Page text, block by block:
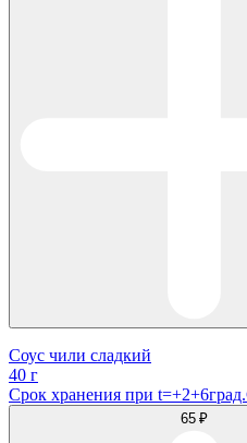
Соус чили сладкий
40 г
Срок хранения при
65 ₽